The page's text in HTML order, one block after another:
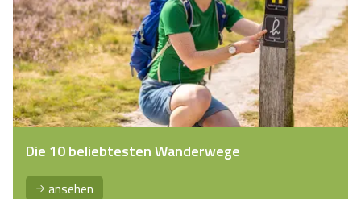
Die 10 beliebtesten Wanderwege
ansehen